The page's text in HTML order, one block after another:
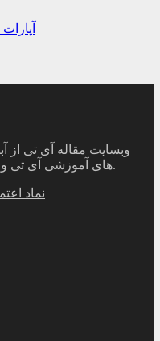
آپارات
های آموزشی آی تی و کامپیوتر شروع به فعالیت کرده است.